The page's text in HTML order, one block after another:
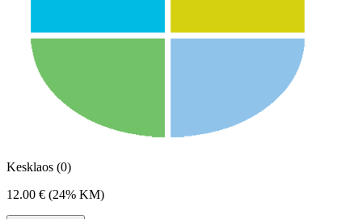
Kesklaos (0)
12.00 € (24% KM)